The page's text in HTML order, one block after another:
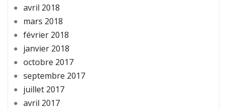
avril 2018
mars 2018
février 2018
janvier 2018
octobre 2017
septembre 2017
juillet 2017
avril 2017